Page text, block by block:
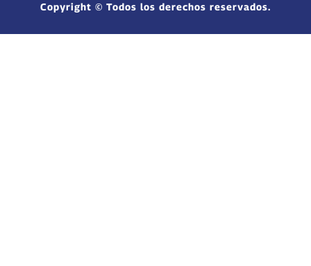
Copyright © Todos los derechos reservados.